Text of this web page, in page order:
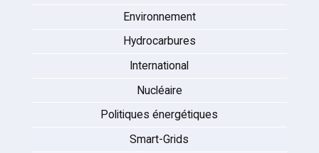
Environnement
Hydrocarbures
International
Nucléaire
Politiques énergétiques
Smart-Grids